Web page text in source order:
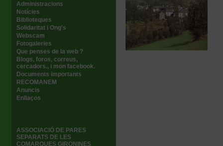
Administracions
Notícies
Biblioteques
Solidaritat i Ong's
Webscam
Fotogaleries
Que penses de la web ?
Blogs, foros, correus,
cercadors., i mon facebook.
Documents importants
RECOMANEM
Anuncis
Enllaços
ASSOCIACIÓ DE PARES
SEPARATS DE LES
COMARQUES GIRONINES